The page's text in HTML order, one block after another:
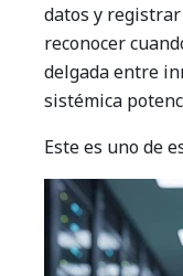
datos y
reconocer
delgada entre
sistémica
Este es uno de